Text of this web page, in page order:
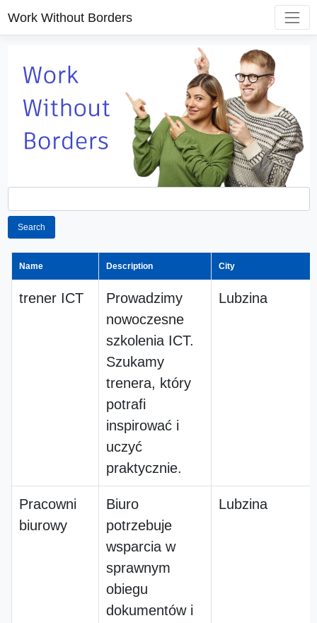
Work Without Borders
Search
Name Description City
trener ICT
Prowadzimy
nowoczesne
szkolenia ICT.
Szukamy
trenera, który
potrafi
inspirować i
uczyć
praktycznie.
Lubzina
Pracowni
biurowy
Biuro
potrzebuje
wsparcia w
sprawnym
obiegu
dokumentów i
Lubzina